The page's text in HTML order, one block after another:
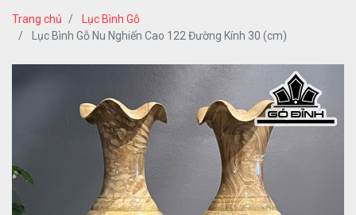
Trang chủ
Lục Bình Gỗ
Lục Bình Gỗ Nu Nghiến Cao 122 Đường Kính 30 (cm)